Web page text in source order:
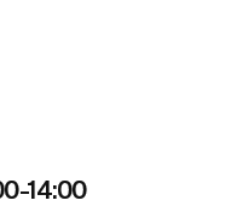
14:00